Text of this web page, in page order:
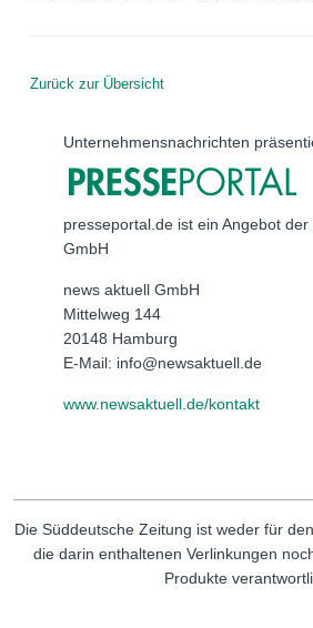
Zurück zur Übersicht
Unternehmensnachrichten
presseportal.de ist ein Angebot
GmbH
news aktuell GmbH
Mittelweg 144
20148 Hamburg
E-Mail: info@newsaktuell.de
www.newsaktuell.de/kontakt
Die Süddeutsche Zeitung ist weder für
die darin enthaltenen Verlinkungen
Produkte